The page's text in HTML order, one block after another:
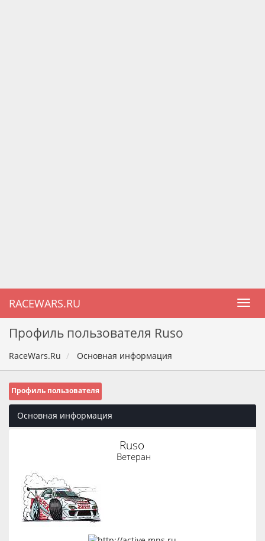
RACEWARS.RU
Профиль пользователя Ruso
RaceWars.Ru Основная информация
Профиль пользователя
Основная информация
Ruso
Ветеран